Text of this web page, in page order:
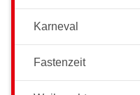
Karneval
Fastenzeit